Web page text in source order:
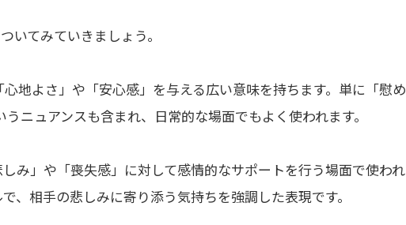
いてみていきましょう。
地よさ」や「安心感」を与える広い意味を持ちます。単に「慰め
ニュアンスも含まれ、日常的な場面でもよく使われます。
み」や「喪失感」に対して感情的なサポートを行う場面で使われ
、相手の悲しみに寄り添う気持ちを強調した表現です。